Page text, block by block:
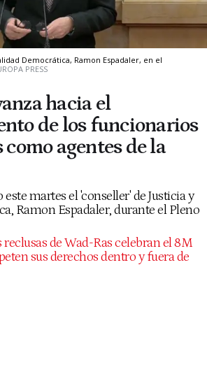
Democrática, Ramon Espadaler, en el
PRESS
hacia el
de los funcionarios
agentes de la
martes el 'conseller' de Justicia y
Ramon Espadaler, durante el Pleno
reclusas de Wad-Ras celebran el 8M
sus derechos dentro y fuera de